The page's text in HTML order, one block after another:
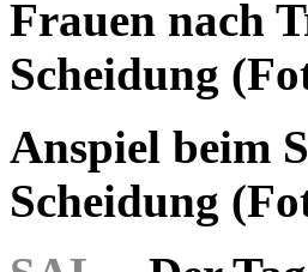
Anspiel beim
Scheidung